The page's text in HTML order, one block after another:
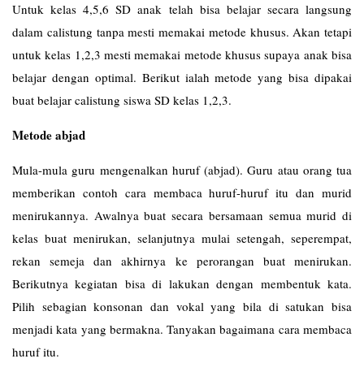
Untuk kelas 4,5,6 SD anak telah bisa belajar secara langsung
dalam calistung tanpa mesti memakai metode khusus. Akan tetapi
untuk kelas 1,2,3 mesti memakai metode khusus supaya anak bisa
belajar dengan optimal. Berikut ialah metode yang bisa dipakai
buat belajar calistung siswa SD kelas 1,2,3.
Metode abjad
Mula-mula guru mengenalkan huruf (abjad). Guru atau orang tua
memberikan contoh cara membaca huruf-huruf itu dan murid
menirukannya. Awalnya buat secara bersamaan semua murid di
kelas buat menirukan, selanjutnya mulai setengah, seperempat,
rekan semeja dan akhirnya ke perorangan buat menirukan.
Berikutnya kegiatan bisa di lakukan dengan membentuk kata.
Pilih sebagian konsonan dan vokal yang bila di satukan bisa
menjadi kata yang bermakna. Tanyakan bagaimana cara membaca
huruf itu.